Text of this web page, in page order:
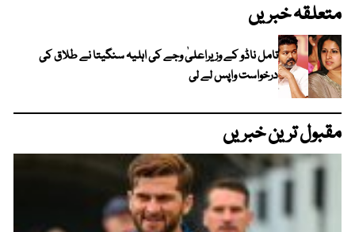
متعلقہ خبریں
تامل ناڈو کے وزیراعلیٰ وجے کی اہلیہ سنگیتا نے طلاق کی
درخواست واپس لے لی
مقبول ترین خبریں